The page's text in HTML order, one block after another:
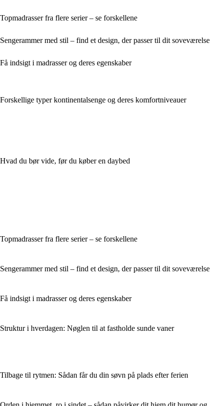
Topmadrasser fra flere serier – se forskellene
Sengerammer med stil – find et design, der passer til dit soveværelse
Få indsigt i madrasser og deres egenskaber
Forskellige typer kontinentalsenge og deres komfortniveauer
Hvad du bør vide, før du køber en daybed
Topmadrasser fra flere serier – se forskellene
Sengerammer med stil – find et design, der passer til dit soveværelse
Få indsigt i madrasser og deres egenskaber
Struktur i hverdagen: Nøglen til at fastholde sunde vaner
Tilbage til rytmen: Sådan får du din søvn på plads efter ferien